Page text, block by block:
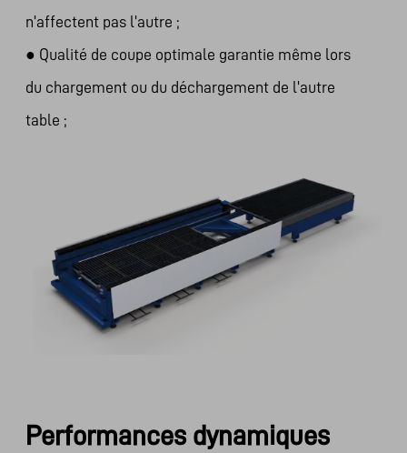
n'affectent pas l'autre ;
● Qualité de coupe optimale garantie même lors
du chargement ou du déchargement de l'autre
table ;
Performances dynamiques